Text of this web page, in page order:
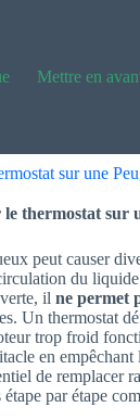
Mettre en
sur une
thermostat sur
peut causer
du
ilne permet
Un thermostat
trop froid
en
de remplacer
par étape